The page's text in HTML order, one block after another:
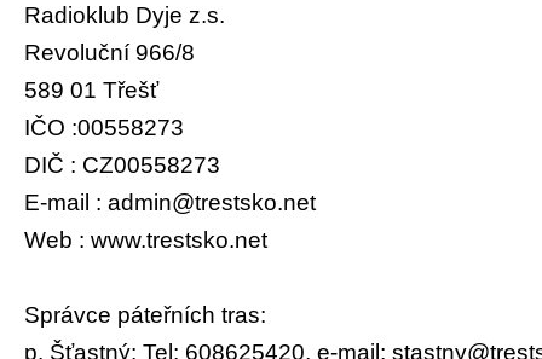
Radioklub Dyje z.s.
Revoluční 966/8
589 01 Třešť
IČO :00558273
DIČ : CZ00558273
E-mail : admin@trestsko.net
Web : www.trestsko.net
Správce páteřních tras:
p. Šťastný: Tel: 608625420, e-mail: